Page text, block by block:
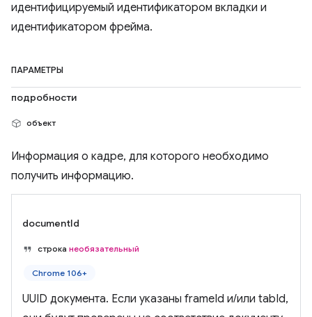
идентифицируемый идентификатором вкладки и
идентификатором фрейма.
ПАРАМЕТРЫ
подробности
объект
Информация о кадре, для которого необходимо
получить информацию.
documentId
строка необязательный
Chrome 106+
UUID документа. Если указаны frameId и/или tabId,